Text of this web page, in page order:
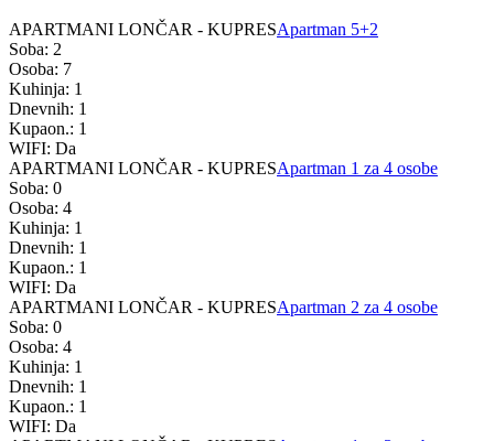
APARTMANI LONČAR - KUPRESApartman 5+2
Soba: 2
Osoba: 7
Kuhinja: 1
Dnevnih: 1
Kupaon.: 1
WIFI: Da
APARTMANI LONČAR - KUPRESApartman 1 za 4 osobe
Soba: 0
Osoba: 4
Kuhinja: 1
Dnevnih: 1
Kupaon.: 1
WIFI: Da
APARTMANI LONČAR - KUPRESApartman 2 za 4 osobe
Soba: 0
Osoba: 4
Kuhinja: 1
Dnevnih: 1
Kupaon.: 1
WIFI: Da